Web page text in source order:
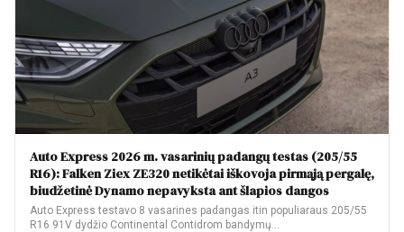
Auto Express 2026 m. vasarinių padangų testas (205/55
R16): Falken Ziex ZE320 netikėtai iškovoja pirmąją pergalę,
biudžetinė Dynamo nepavyksta ant šlapios dangos
Auto Express testavo 8 vasarines padangas itin populiaraus 205/55
R16 91V dydžio Continental Contidrom bandymų…